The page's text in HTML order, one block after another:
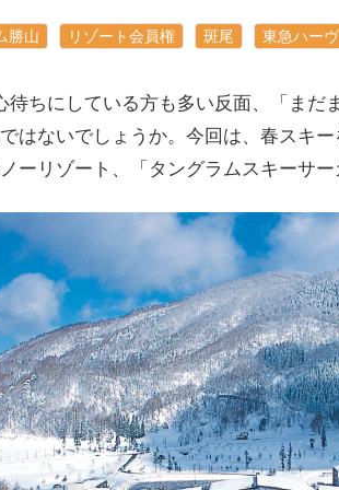
勝山 リゾート会員権 斑尾 東急ハー
待ちにしている方も多い反面、「まだ
はないでしょうか。今回は、春スキー
ーリゾート、「タングラムスキーサ